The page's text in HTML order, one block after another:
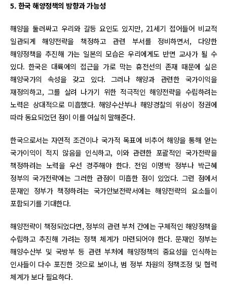
5. 한국 해양정책의 방향과 가능성
해양을 둘러싸고 우리와 갈등 요인도 있지만, 21세기 접어들어 비교적
일관되게 해양전략을 책정하고 관련 부서를 정비하면서, 다양한
해양정책을 추진해 가는 일본의 모습은 우리에게도 반면 교사가 될 수
있다. 한국은 대륙에의 접근을 가로 막는 휴전선의 존재 때문에 실은
해양국가의 속성을 갖고 있다. 그러나 해양과 관련한 국가이익을
재정의하고, 그를 살려 나가기 위한 적극적인 해양전략을 수립하려는
노력은 상대적으로 미흡했다. 해양수산부나 해양경찰의 위상이 정권에
따라 동요되었던 점이 이를 여실히 말해준다.
한국으로서는 자연적 조건이나 국가적 목표에 비추어 해양을 통해 얻는
국가이익이 적지 않음을 인식하고, 이와 관련한 포괄적인 국가전략을
책정하려는 노력을 우선 경주해야 한다. 전임 이명박 정부나 박근혜
정부의 국가전략에는 그러한 관점이 미흡한 점이 있었다. 그런 점에서
문재인 정부가 책정하려는 국가안보전략서에는 해양전략의 요소들이
포함되기를 기대한다.
해양전략이 책정되었다면, 정부의 관련 부처 간에는 구체적인 해양정책을
수립하고 추진해 가려는 정책 체계가 마련되어야 한다. 문재인 정부는
해양수산부 및 국방부 등 관련 부처에 해양정책의 중요성을 인식하는
인사들이 다수 포진한 것으로 보이나, 범 정부 차원의 정책조정 및 협력
체계가 보다 필요하다.